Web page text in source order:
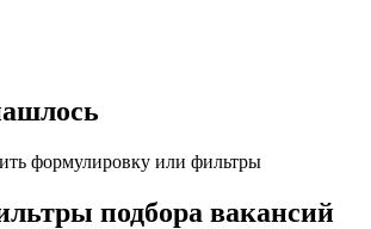
формулировку или фильтры
подбора вакансий